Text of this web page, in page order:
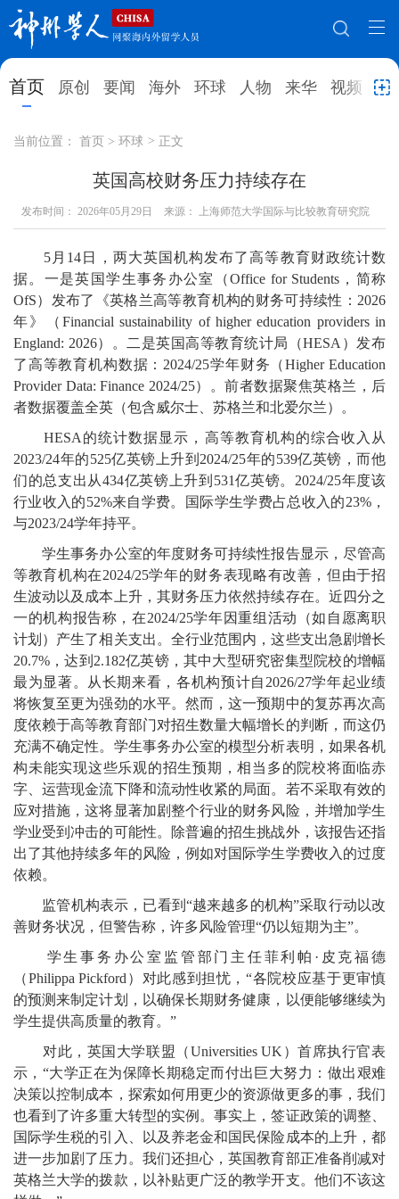
首页 原创 要闻 海外 环球 人物 来华 视频 教
网站地图
首页 原创
人物 来华
教育 就业创业 合作办学 直播访谈
留学 人才 学术 观点
综合 深度 实用信息
招聘信息 更多数据
当前位置： 首页 > 环球 > 正文
英国高校财务压力持续存在
发布时间： 2026年05月29日 来源： 上海师范大学国际与比较教育研究院
5月14日，两大英国机构发布了高等教育财政统计数
据。一是英国学生事务办公室（Office for Students，简称
OfS）发布了《英格兰高等教育机构的财务可持续性：2026
年》（Financial sustainability of higher education providers in
England: 2026）。二是英国高等教育统计局（HESA）发布
了高等教育机构数据：2024/25学年财务（Higher Education
Provider Data: Finance 2024/25）。前者数据聚焦英格兰，后
者数据覆盖全英（包含威尔士、苏格兰和北爱尔兰）。
HESA的统计数据显示，高等教育机构的综合收入从
2023/24年的525亿英镑上升到2024/25年的539亿英镑，而他
们的总支出从434亿英镑上升到531亿英镑。2024/25年度该
行业收入的52%来自学费。国际学生学费占总收入的23%，
与2023/24学年持平。
学生事务办公室的年度财务可持续性报告显示，尽管高
等教育机构在2024/25学年的财务表现略有改善，但由于招
生波动以及成本上升，其财务压力依然持续存在。近四分之
一的机构报告称，在2024/25学年因重组活动（如自愿离职
计划）产生了相关支出。全行业范围内，这些支出急剧增长
20.7%，达到2.182亿英镑，其中大型研究密集型院校的增幅
最为显著。从长期来看，各机构预计自2026/27学年起业绩
将恢复至更为强劲的水平。然而，这一预期中的复苏再次高
度依赖于高等教育部门对招生数量大幅增长的判断，而这仍
充满不确定性。学生事务办公室的模型分析表明，如果各机
构未能实现这些乐观的招生预期，相当多的院校将面临赤
字、运营现金流下降和流动性收紧的局面。若不采取有效的
应对措施，这将显著加剧整个行业的财务风险，并增加学生
学业受到冲击的可能性。除普遍的招生挑战外，该报告还指
出了其他持续多年的风险，例如对国际学生学费收入的过度
依赖。
监管机构表示，已看到“越来越多的机构”采取行动以改
善财务状况，但警告称，许多风险管理“仍以短期为主”。
学生事务办公室监管部门主任菲利帕·皮克福德
（Philippa Pickford）对此感到担忧，“各院校应基于更审慎
的预测来制定计划，以确保长期财务健康，以便能够继续为
学生提供高质量的教育。”
对此，英国大学联盟（Universities UK）首席执行官表
示，“大学正在为保障长期稳定而付出巨大努力：做出艰难
决策以控制成本，探索如何用更少的资源做更多的事，我们
也看到了许多重大转型的实例。事实上，签证政策的调整、
国际学生税的引入、以及养老金和国民保险成本的上升，都
进一步加剧了压力。我们还担心，英国教育部正准备削减对
英格兰大学的拨款，以补贴更广泛的教学开支。他们不该这